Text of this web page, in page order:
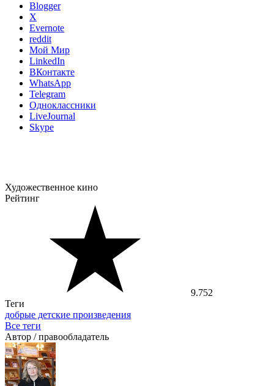
Blogger
X
Evernote
reddit
Мой Мир
LinkedIn
ВКонтакте
WhatsApp
Telegram
Одноклассники
LiveJournal
Skype
Художественное кино
Рейтинг
9.752
Теги
добрые детские произведения
Все теги
Автор / правообладатель